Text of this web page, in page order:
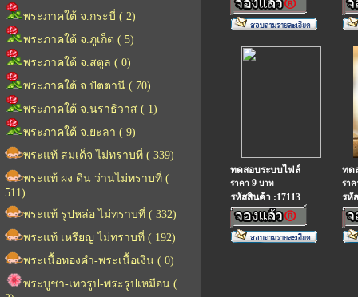
พระภาคใต้ จ.กระบี่ ( 2)
พระภาคใต้ จ.ภูเก็ต ( 5)
พระภาคใต้ จ.สตูล ( 0)
พระภาคใต้ จ.ปัตตานี ( 70)
พระภาคใต้ จ.นราธิวาส ( 1)
พระภาคใต้ จ.ยะลา ( 9)
พระแท้ สมเด็จ ไม่ทราบที่ ( 339)
พระแท้ ผง ดิน ว่านไม่ทราบที่ (
511)
พระแท้ รูปหล่อ ไม่ทราบที่ ( 332)
พระแท้ เหรียญ ไม่ทราบที่ ( 192)
พระเนื้อทองคำ-พระเนื้อเงิน ( 0)
พระบูชา-เทวรูป-พระรูปเหมือน (
ทดสอบระบบไฟล์
ราคา 9 บาท
รหัสสินค้า :17113
ทด
รา
รหั